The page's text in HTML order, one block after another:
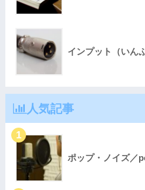
インプット（いん
人気記事
ポップ・ノイズ／